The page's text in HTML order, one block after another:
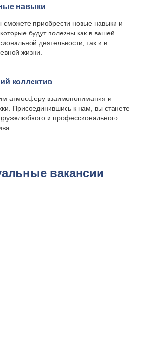
навыки
сможете приобрести новые навыки и
будут полезны как в вашей
деятельности, так и в
жизни.
коллектив
атмосферу взаимопонимания и
Присоединившись к нам, вы станете
и профессионального
вакансии